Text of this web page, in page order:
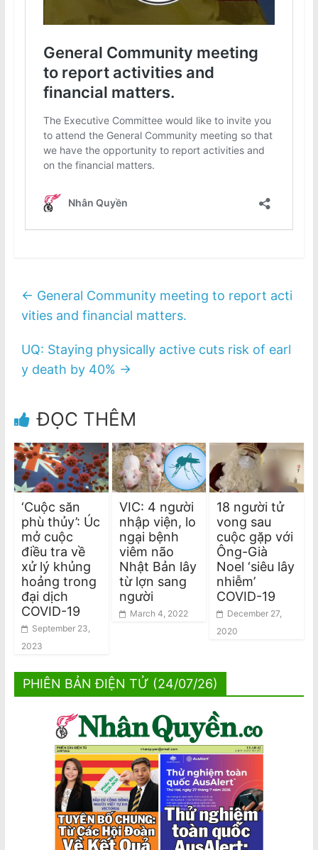
← General Community meeting to report acti
vities and financial matters.
UQ: Staying physically active cuts risk of earl
y death by 40% →
ĐỌC THÊM
‘Cuộc săn
phù thủy’: Úc
mở cuộc
điều tra về
xử lý khủng
hoảng trong
đại dịch
COVID-19
September 23,
2023
VIC: 4 người
nhập viện, lo
ngại bệnh
viêm não
Nhật Bản lây
từ lợn sang
người
March 4, 2022
18 người tử
vong sau
cuộc gặp với
Ông-Già
Noel ‘siêu lây
nhiễm’
COVID-19
December 27,
2020
PHIÊN BẢN ĐIỆN TỬ (24/07/26)